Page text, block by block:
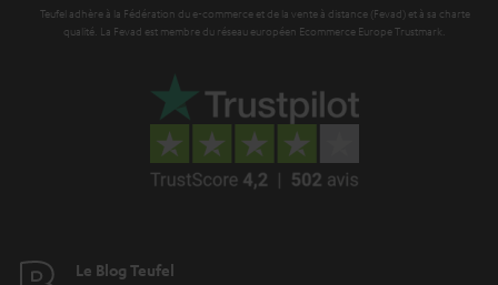
Teufel adhère à la Fédération du e-commerce et de la vente à distance (Fevad) et à sa charte
qualité. La Fevad est membre du réseau européen Ecommerce Europe Trustmark.
Le Blog Teufel